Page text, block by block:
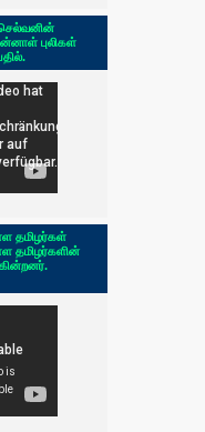
புலிகள்
தமிழர்கள்
தமிழர்களின்